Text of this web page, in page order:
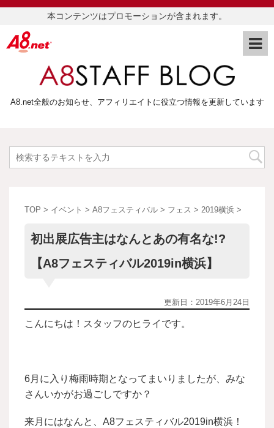
本コンテンツはプロモーションが含まれます。
A8.net全般のお知らせ、アフィリエイトに役立つ情報を更新しています
TOP > イベント > A8フェスティバル > フェス > 2019横浜 >
初出展広告主はなんとあの有名な!?
【A8フェスティバル2019in横浜】
更新日： 2019年6月24日
こんにちは！スタッフのヒライです。
6月に入り梅雨時期となってまいりましたが、みな
さんいかがお過ごしですか？
来月にはなんと、A8フェスティバル2019in横浜！